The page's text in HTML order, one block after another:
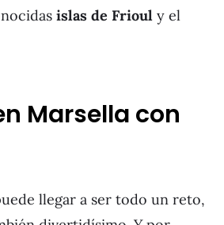
islas de Frioul y el
Marsella con
llegar a ser todo un reto,